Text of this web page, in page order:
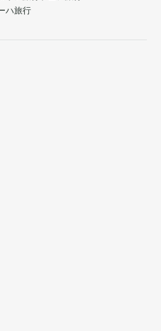
ハ旅行